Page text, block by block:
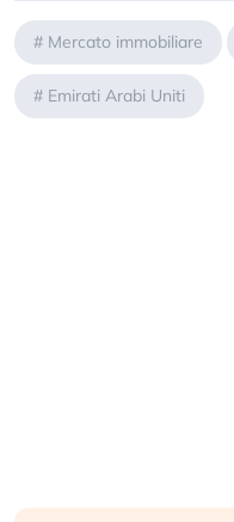
# Mercato immobiliare
# Emirati Arabi Uniti